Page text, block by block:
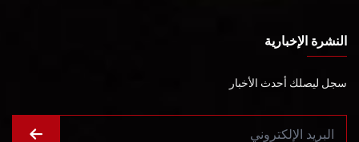
النشرة الإخبارية
سجل ليصلك أحدث الأخبار